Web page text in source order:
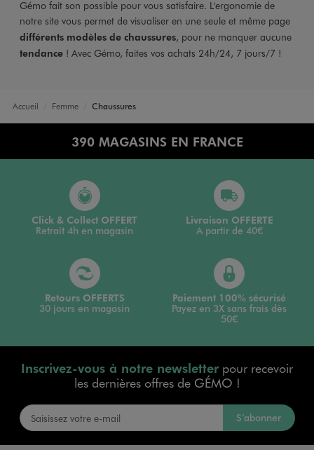
Gémo fait son possible pour vous satisfaire. L'ergonomie de
notre site vous permet de visualiser en une seule et même page
différents modèles de chaussures, pour ne manquer aucune
tendance! Avec Gémo, faites vos achats 24h/24, 7 jours/7 !
Accueil Femme Chaussures
390 MAGASINS EN FRANCE
Click & Collect OFFERT
Retrait 4h en magasin
Livraison OFFERTE
A partir de 40€
Retours OFFERTS
30 jours en magasin
Paiement 100% sécurisé
Payez en 3X sans frais dès
50€
Inscrivez-vous à notre newsletterpour recevoir
les dernières offres de GÉMO !
S’abonner